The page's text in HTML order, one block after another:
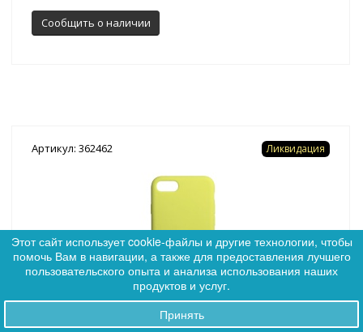
0
Сообщить о наличии
Артикул: 362462 Ликвидация
Этот сайт использует cookie-файлы и другие технологии, чтобы
помочь Вам в навигации, а также для предоставления лучшего
пользовательского опыта и анализа использования наших
продуктов и услуг.
Принять